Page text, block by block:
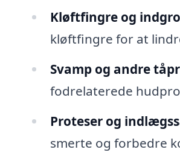
Kløftfingre og
kløftfingre for at
Svamp og andre
fodrelaterede
Proteser og
smerte og forbedre